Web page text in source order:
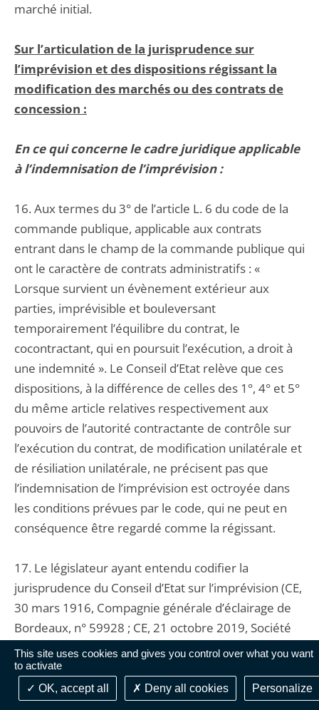
This site uses cookies and gives you control over what you want
to activate
OK, accept all
Deny all cookies Personalize
marché initial.
Sur l’articulation de la jurisprudence sur
l’imprévision et des dispositions régissant la
modification des marchés ou des contrats de
concession :
En ce qui concerne le cadre juridique applicable
à l’indemnisation de l’imprévision :
16. Aux termes du 3° de l’article L. 6 du code de la
commande publique, applicable aux contrats
entrant dans le champ de la commande publique qui
ont le caractère de contrats administratifs : «
Lorsque survient un évènement extérieur aux
parties, imprévisible et bouleversant
temporairement l’équilibre du contrat, le
cocontractant, qui en poursuit l’exécution, a droit à
une indemnité ». Le Conseil d’Etat relève que ces
dispositions, à la différence de celles des 1°, 4° et 5°
du même article relatives respectivement aux
pouvoirs de l’autorité contractante de contrôle sur
l’exécution du contrat, de modification unilatérale et
de résiliation unilatérale, ne précisent pas que
l’indemnisation de l’imprévision est octroyée dans
les conditions prévues par le code, qui ne peut en
conséquence être regardé comme la régissant.
17. Le législateur ayant entendu codifier la
jurisprudence du Conseil d’Etat sur l’imprévision (CE,
30 mars 1916, Compagnie générale d’éclairage de
Bordeaux, n° 59928 ; CE, 21 octobre 2019, Société
Alliance, n° 419155), sans y déroger ni en préciser
les conditions d’application, les principes que cette
jurisprudence a dégagés demeurent.